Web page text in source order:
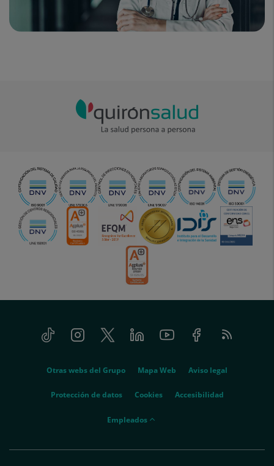
Tiktok InstagramTwitter LinkedinYoutube FacebookFeed
RSS
Otras webs del Grupo Mapa Web Aviso legal
Protección de datos Cookies Accesibilidad
empleados
Empleados